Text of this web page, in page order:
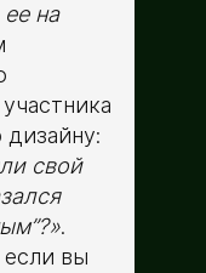
на
дизайну:
свой
.
вы